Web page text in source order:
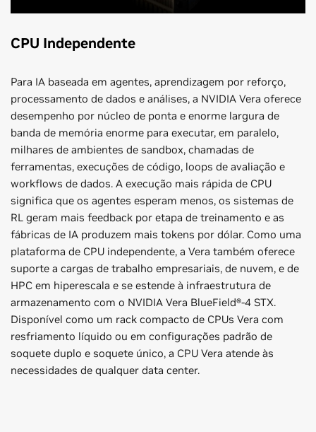
CPU Independente
Para IA baseada em agentes, aprendizagem por reforço,
processamento de dados e análises, a NVIDIA Vera oferece
desempenho por núcleo de ponta e enorme largura de
banda de memória enorme para executar, em paralelo,
milhares de ambientes de sandbox, chamadas de
ferramentas, execuções de código, loops de avaliação e
workflows de dados. A execução mais rápida de CPU
significa que os agentes esperam menos, os sistemas de
RL geram mais feedback por etapa de treinamento e as
fábricas de IA produzem mais tokens por dólar. Como uma
plataforma de CPU independente, a Vera também oferece
suporte a cargas de trabalho empresariais, de nuvem, e de
HPC em hiperescala e se estende à infraestrutura de
armazenamento com o NVIDIA Vera BlueField®-4 STX.
Disponível como um rack compacto de CPUs Vera com
resfriamento líquido ou em configurações padrão de
soquete duplo e soquete único, a CPU Vera atende às
necessidades de qualquer data center.